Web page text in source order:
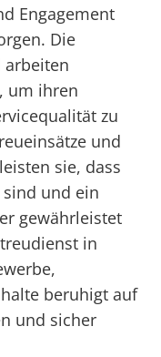
Engagement
Die
arbeiten
um ihren
zu
und
sie, dass
und ein
gewährleistet
in
beruhigt auf
und sicher